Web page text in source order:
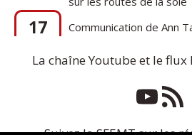
17
Sep
1920s Tibet to 21st-
La chaîne Youtube et le flux